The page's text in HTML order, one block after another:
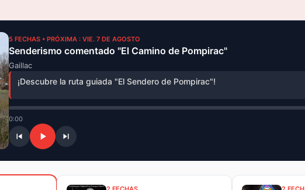
5 FECHAS • PRÓXIMA : VIE. 7 DE AGOSTO
Senderismo comentado "El Camino de Pompirac"
Gaillac
¡Descubre la ruta guiada "El Sendero de Pompirac"!
0:00